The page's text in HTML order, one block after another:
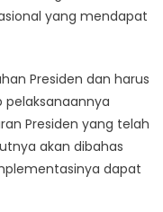
yang mendapat
Presiden dan harus
pelaksanaannya
Presiden yang telah
akan dibahas
dapat